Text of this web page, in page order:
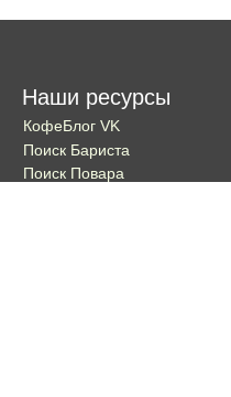
Наши ресурсы
КофеБлог VK
Поиск Бариста
Поиск Повара